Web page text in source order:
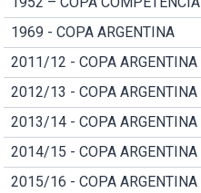
1969 - COPA ARGENTINA
2011/12 - COPA ARGENTINA
2012/13 - COPA ARGENTINA
2013/14 - COPA ARGENTINA
2014/15 - COPA ARGENTINA
2015/16 - COPA ARGENTINA